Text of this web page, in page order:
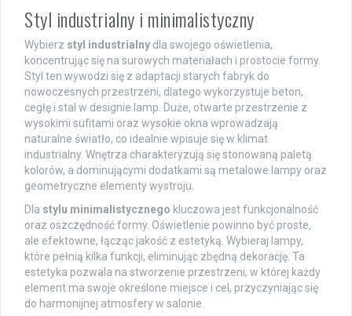
Styl industrialny i minimalistyczny
Wybierz styl industrialny dla swojego oświetlenia,
koncentrując się na surowych materiałach i prostocie formy.
Styl ten wywodzi się z adaptacji starych fabryk do
nowoczesnych przestrzeni, dlatego wykorzystuje beton,
cegłę i stal w designie lamp. Duże, otwarte przestrzenie z
wysokimi sufitami oraz wysokie okna wprowadzają
naturalne światło, co idealnie wpisuje się w klimat
industrialny. Wnętrza charakteryzują się stonowaną paletą
kolorów, a dominującymi dodatkami są metalowe lampy oraz
geometryczne elementy wystroju.
Dla stylu minimalistycznego kluczowa jest funkcjonalność
oraz oszczędność formy. Oświetlenie powinno być proste,
ale efektowne, łącząc jakość z estetyką. Wybieraj lampy,
które pełnią kilka funkcji, eliminując zbędną dekorację. Ta
estetyka pozwala na stworzenie przestrzeni, w której każdy
element ma swoje określone miejsce i cel, przyczyniając się
do harmonijnej atmosfery w salonie.